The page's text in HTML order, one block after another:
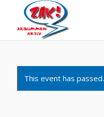
This event has passed.